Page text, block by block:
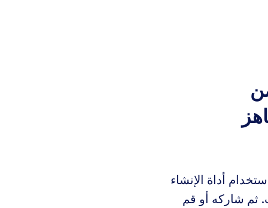
أداة الإنشاء
ثم شاركه أو قم